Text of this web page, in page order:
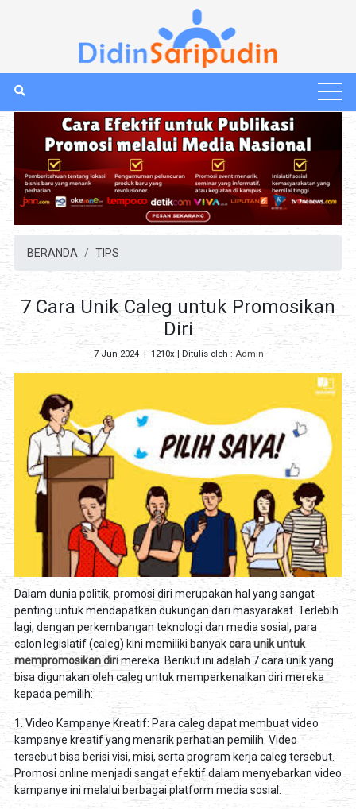
BERANDA TIPS
7 Cara Unik Caleg untuk Promosikan
Diri
7 Jun 2024 1210x | Ditulis oleh :Admin
Dalam dunia politik, promosi diri merupakan hal yang sangat
penting untuk mendapatkan dukungan dari masyarakat. Terlebih
lagi, dengan perkembangan teknologi dan media sosial, para
calon legislatif (caleg) kini memiliki banyakcara unik untuk
mempromosikan dirimereka. Berikut ini adalah 7 cara unik yang
bisa digunakan oleh caleg untuk memperkenalkan diri mereka
kepada pemilih:
1. Video Kampanye Kreatif: Para caleg dapat membuat video
kampanye kreatif yang menarik perhatian pemilih. Video
tersebut bisa berisi visi, misi, serta program kerja caleg tersebut.
Promosi online menjadi sangat efektif dalam menyebarkan video
kampanye ini melalui berbagai platform media sosial.